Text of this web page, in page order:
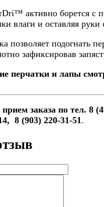
активно борется с
влаги и оставляя руки
позволяет подогнать
зафиксировав
перчатки и лапы
заказа по тел. 8
8 (903) 220-31-51 .